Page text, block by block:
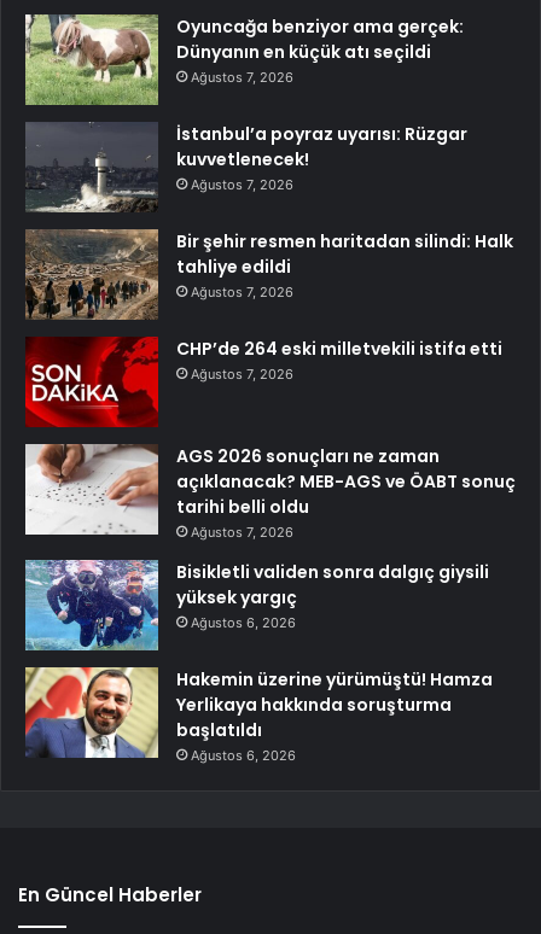
Oyuncağa benziyor ama gerçek:
Dünyanın en küçük atı seçildi
Ağustos 7, 2026
İstanbul’a poyraz uyarısı: Rüzgar
kuvvetlenecek!
Ağustos 7, 2026
Bir şehir resmen haritadan silindi: Halk
tahliye edildi
Ağustos 7, 2026
CHP’de 264 eski milletvekili istifa etti
Ağustos 7, 2026
AGS 2026 sonuçları ne zaman
açıklanacak? MEB-AGS ve ÖABT sonuç
tarihi belli oldu
Ağustos 7, 2026
Bisikletli validen sonra dalgıç giysili
yüksek yargıç
Ağustos 6, 2026
Hakemin üzerine yürümüştü! Hamza
Yerlikaya hakkında soruşturma
başlatıldı
Ağustos 6, 2026
En Güncel Haberler